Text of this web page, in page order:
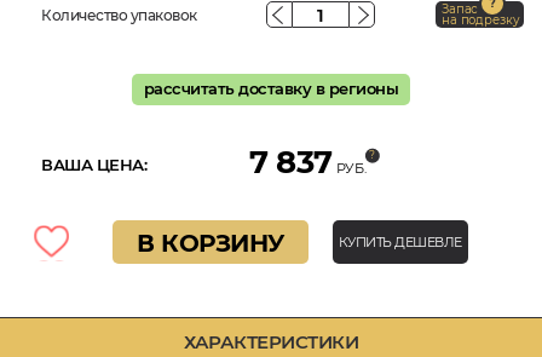
ХАРАКТЕРИСТИКИ
Количество упаковок Запас
на подрезку
рассчитать доставку в регионы
ВАША ЦЕНА: 7 837 РУБ.
В КОРЗИНУ КУПИТЬ ДЕШЕВЛЕ